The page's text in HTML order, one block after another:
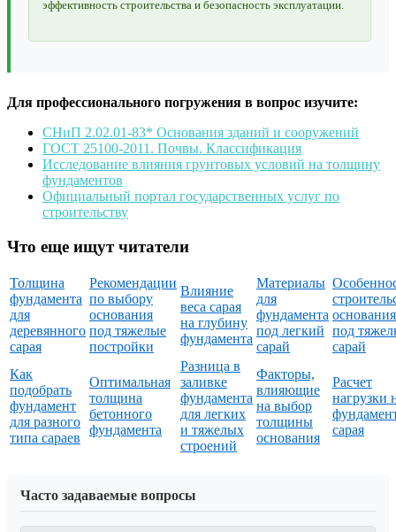
эффективность строительства и безопасность эксплуатации.
Для профессионального погружения в вопрос изучите:
СНиП 2.02.01-83* Основания зданий и сооружений
ГОСТ 25100-2011. Почвы. Классификация
Исследование влияния грунтовых условий на толщину
фундаментов
Официальный портал государственных услуг по
строительству
Что еще ищут читатели
Толщина
фундамента
для
деревянного
сарая
Рекомендации
по выбору
основания
под тяжелые
постройки
Влияние
веса сарая
на глубину
фундамента
Материалы
для
фундамента
под легкий
сарай
основания
под
сарай
Как
подобрать
фундамент
для разного
типа сараев
Оптимальная
толщина
бетонного
фундамента
Разница в
заливке
фундамента
для легких
и тяжелых
строений
Факторы,
влияющие
на выбор
толщины
основания
Расчет
нагрузки
сарая
Часто задаваемые вопросы